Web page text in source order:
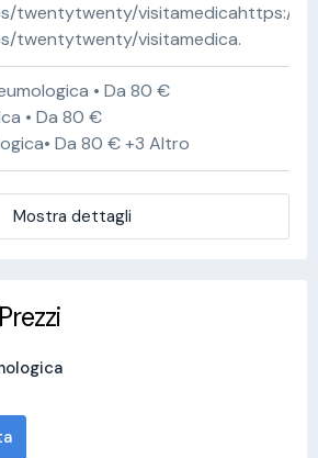
twentytwenty/visitamedicahttps://
twentytwenty/visitamedica.
• Da 80 €
• Da 80 €
Da 80 € +3 Altro
Mostra dettagli